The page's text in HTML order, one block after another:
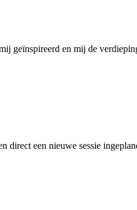
geïnspireerd en mij de
direct een nieuwe sessie